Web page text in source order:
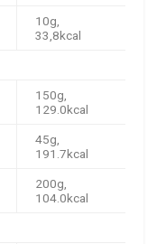
10g,
33,8kcal
150g,
129.0kcal
45g,
191.7kcal
200g,
104.0kcal